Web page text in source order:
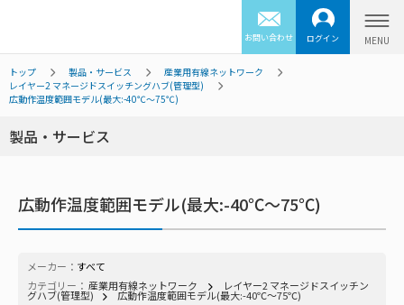
お問い合わせ ログイン
トップ 製品・サービス
産業用有線ネットワーク
レイヤー2 マネージドスイッチングハブ(管理型)
広動作温度範囲モデル(最大:-40℃～75℃)
製品・サービス
広動作温度範囲モデル(最大:-40℃～75℃)
メーカー： すべて
カテゴリー： 産業用有線ネットワーク レイヤー2 マネージドスイッチン
グハブ(管理型) 広動作温度範囲モデル(最大:-40℃～75℃)